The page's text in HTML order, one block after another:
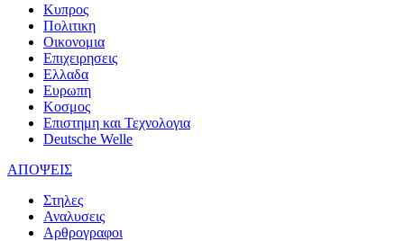
Κυπρος
Πολιτικη
Οικονομια
Επιχειρησεις
Ελλαδα
Ευρωπη
Κοσμος
Επιστημη και Τεχνολογια
Deutsche Welle
ΑΠΟΨΕΙΣ
Στηλες
Αναλυσεις
Αρθρογραφοι